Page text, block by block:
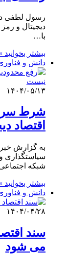
رسول لطفی
دیجیتال و
با…
بیشتر بخوانید
دانش و
۱۴۰۴/۰۵/۱۳
شرط
اقتصاد
به گزارش
سیاستگذاری و
شبکه
بیشتر بخوانید
دانش و
۱۴۰۴/۰۴/۲۸
سند
می شود